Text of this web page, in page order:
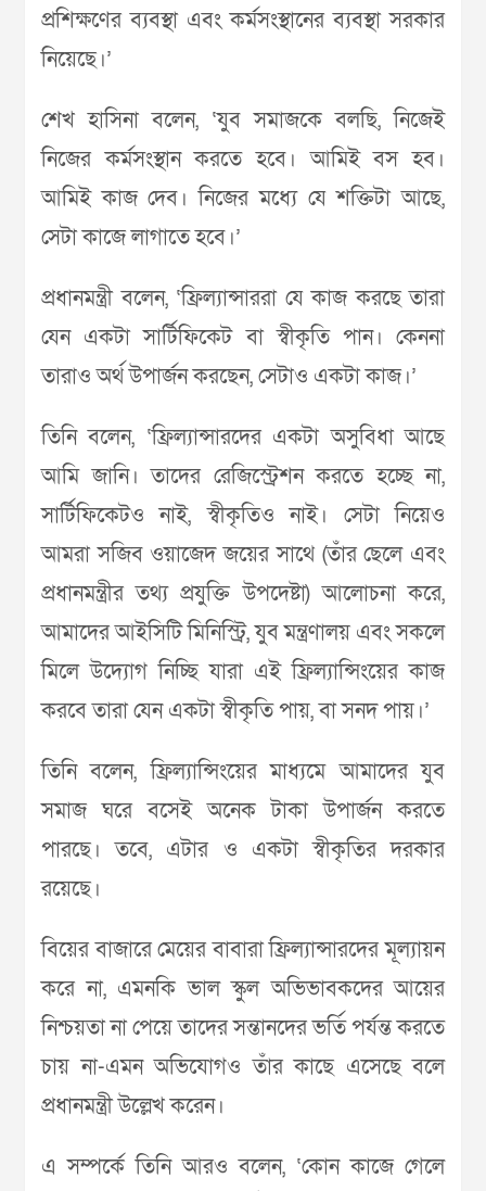
প্রশিক্ষণের ব্যবস্থা এবং কর্মসংস্থানের ব্যবস্থা সরকার
নিয়েছে।’
শেখ হাসিনা বলেন, ‘যুব সমাজকে বলছি, নিজেই
নিজের কর্মসংস্থান করতে হবে। আমিই বস হব।
আমিই কাজ দেব। নিজের মধ্যে যে শক্তিটা আছে,
সেটা কাজে লাগাতে হবে।’
প্রধানমন্ত্রী বলেন, ‘ফ্রিল্যান্সাররা যে কাজ করছে তারা
যেন একটা সার্টিফিকেট বা স্বীকৃতি পান। কেননা
তারাও অর্থ উপার্জন করছেন, সেটাও একটা কাজ।’
তিনি বলেন, ‘ফ্রিল্যান্সারদের একটা অসুবিধা আছে
আমি জানি। তাদের রেজিস্ট্রেশন করতে হচ্ছে না,
সার্টিফিকেটও নাই, স্বীকৃতিও নাই। সেটা নিয়েও
আমরা সজিব ওয়াজেদ জয়ের সাথে (তাঁর ছেলে এবং
প্রধানমন্ত্রীর তথ্য প্রযুক্তি উপদেষ্টা) আলোচনা করে,
আমাদের আইসিটি মিনিস্ট্রি, যুব মন্ত্রণালয় এবং সকলে
মিলে উদ্যোগ নিচ্ছি যারা এই ফ্রিল্যান্সিংয়ের কাজ
করবে তারা যেন একটা স্বীকৃতি পায়, বা সনদ পায়।’
তিনি বলেন, ফ্রিল্যান্সিংয়ের মাধ্যমে আমাদের যুব
সমাজ ঘরে বসেই অনেক টাকা উপার্জন করতে
পারছে। তবে, এটার ও একটা স্বীকৃতির দরকার
রয়েছে।
বিয়ের বাজারে মেয়ের বাবারা ফ্রিল্যান্সারদের মূল্যায়ন
করে না, এমনকি ভাল স্কুল অভিভাবকদের আয়ের
নিশ্চয়তা না পেয়ে তাদের সন্তানদের ভর্তি পর্যন্ত করতে
চায় না-এমন অভিযোগও তাঁর কাছে এসেছে বলে
প্রধানমন্ত্রী উল্লেখ করেন।
এ সম্পর্কে তিনি আরও বলেন, ‘কোন কাজে গেলে